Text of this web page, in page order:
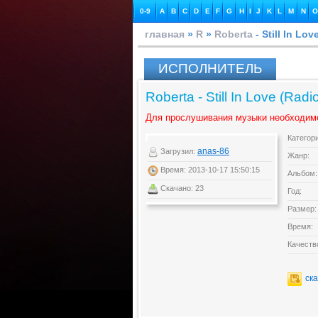
0-9 A B C D E F G H I J K L M N O
главная » R » Roberta - Still In
ИСПОЛНИТЕЛЬ
Roberta - Still In Love
Для прослушивания музыки
Загрузил: anas-86
Время: 2013-10-17 15:50:15
Скачано: 23
Жанр:
Альбом:
Год:
Размер:
Время: